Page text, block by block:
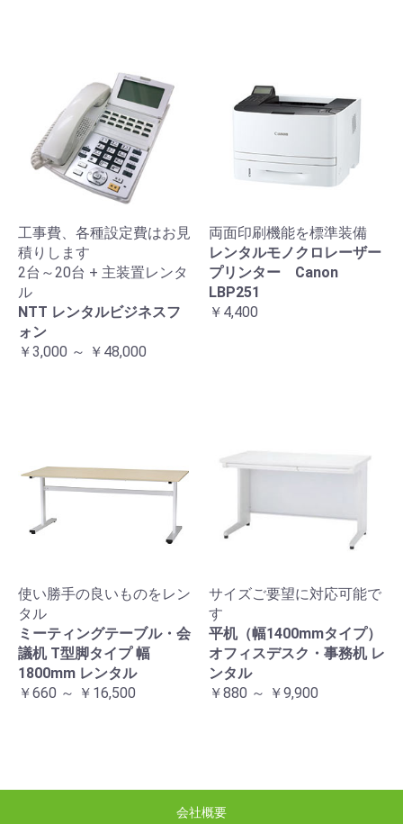
工事費、各種設定費はお見
積りします
2台～20台 + 主装置レンタ
ル
NTT レンタルビジネスフ
ォン
￥3,000 ～ ￥48,000
両面印刷機能を標準装備
レンタルモノクロレーザー
プリンター Canon
LBP251
￥4,400
使い勝手の良いものをレン
タル
ミーティングテーブル・会
議机 T型脚タイプ 幅
1800mm レンタル
￥660 ～ ￥16,500
サイズご要望に対応可能で
す
平机（幅1400mmタイプ）
オフィスデスク・事務机 レ
ンタル
￥880 ～ ￥9,900
会社概要